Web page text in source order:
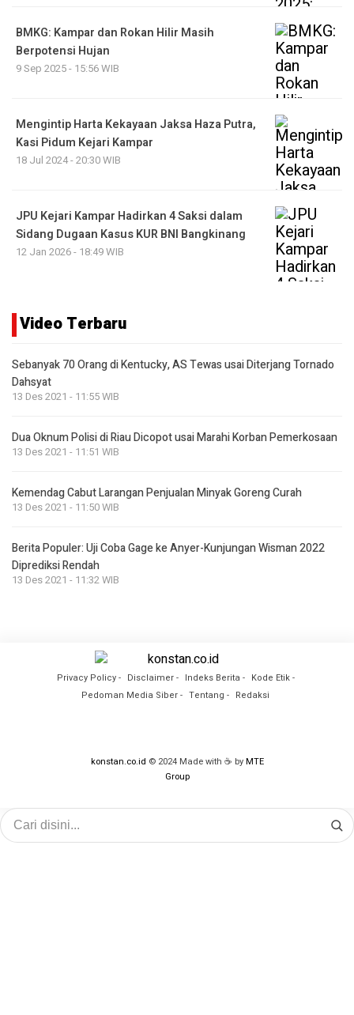
BMKG: Kampar dan Rokan Hilir Masih
Berpotensi Hujan
9 Sep 2025 - 15:56 WIB
Mengintip Harta Kekayaan Jaksa Haza Putra,
Kasi Pidum Kejari Kampar
18 Jul 2024 - 20:30 WIB
JPU Kejari Kampar Hadirkan 4 Saksi dalam
Sidang Dugaan Kasus KUR BNI Bangkinang
12 Jan 2026 - 18:49 WIB
Video Terbaru
Sebanyak 70 Orang di Kentucky, AS Tewas usai Diterjang Tornado
Dahsyat
13 Des 2021 - 11:55 WIB
Dua Oknum Polisi di Riau Dicopot usai Marahi Korban Pemerkosaan
13 Des 2021 - 11:51 WIB
Kemendag Cabut Larangan Penjualan Minyak Goreng Curah
13 Des 2021 - 11:50 WIB
Berita Populer: Uji Coba Gage ke Anyer-Kunjungan Wisman 2022
Diprediksi Rendah
13 Des 2021 - 11:32 WIB
Privacy Policy Disclaimer Indeks Berita
Kode Etik
Pedoman Media Siber
Tentang Redaksi
konstan.co.id © 2024 Made with ☕ byMTE
Group